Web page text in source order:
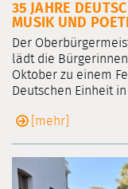
35 JAHRE
MUSIK UND
Der
lädt die
Oktober zu einem
Deutschen Einheit
[mehr]